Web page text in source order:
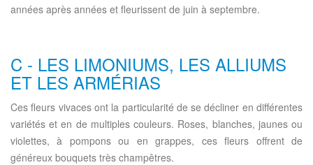
années après années et fleurissent de juin à septembre.
C - LES LIMONIUMS, LES ALLIUMS
ET LES ARMÉRIAS
Ces fleurs vivaces ont la particularité de se décliner en différentes
variétés et en de multiples couleurs. Roses, blanches, jaunes ou
violettes, à pompons ou en grappes, ces fleurs offrent de
généreux bouquets très champêtres.